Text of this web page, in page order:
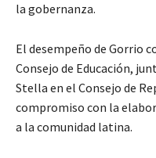
la gobernanza.
El desempeño de Gorrio
Consejo de Educación,
Stella en el Consejo de
compromiso con la
a la comunidad latina.